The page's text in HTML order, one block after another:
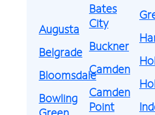
Augusta
Belgrade
Bloomsdale
Bowling
Bates
City
Buckner
Camden
Camden
Point